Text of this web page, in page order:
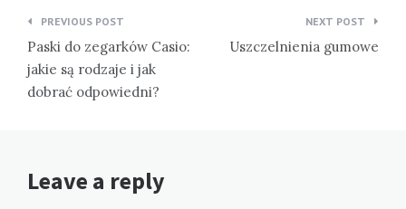
Nawigacja
wpisu
PREVIOUS POST
Paski do zegarków Casio:
jakie są rodzaje i jak
dobrać odpowiedni?
NEXT POST
Uszczelnienia gumowe
Leave a reply